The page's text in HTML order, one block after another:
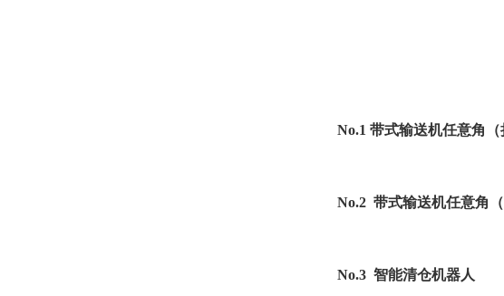
No.1 带式输送机任意角
No.2 带式输送机任意角
No.3 智能清仓机器人